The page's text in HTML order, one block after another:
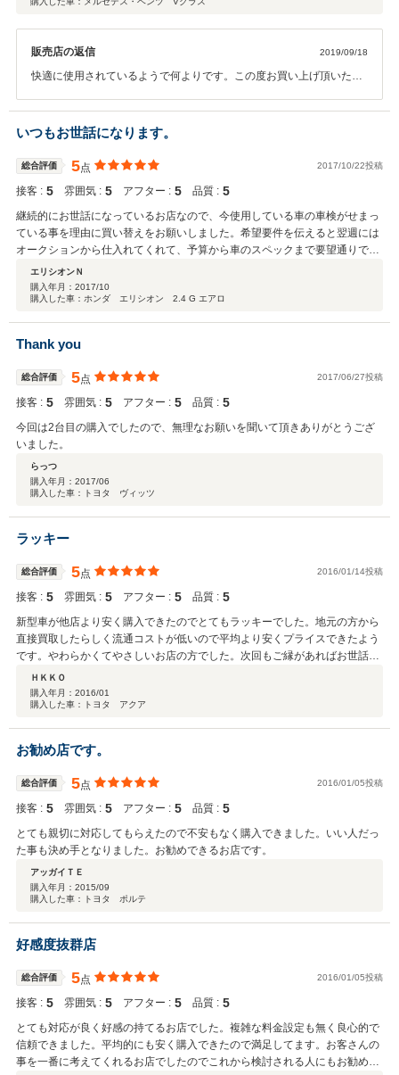
販売店の返信 2019/09/18
快適に使用されているようで何よりです。この度お買い上げ頂いたベ
めの物件です。お客様はお仕事での使用頻度も高いため定期的なメン
テナンスを心がけて下さい。今後も快適なベンツライフを願っており
ます。
いつもお世話になります。
総合評価 5点 2017/10/22投稿
接客 : 5 雰囲気 : 5 アフター : 5 品質 : 5
継続的にお世話になっているお店なので、今使用している車の車検がせまっ
ている事を理由に買い替えをお願いしました。希望要件を伝えると翌週には
オークションから仕入れてくれて、予算から車のスペックまで要望通りで満
足してます。（長い付き合いなので当然とは思ってますが。 笑）下取車も
とても高額な内容だったので大満足。（当然。 笑）いつも購入するのは仕
事と日常を兼用する車なので突然の故障は避けたいと思っていますが、年間
最優先してくれるのでいつも安心してお願いできます。
エリシオンＮ
購入年月： 2017/10
購入した車：ホンダ エリシオン 2.4 G エアロ
Thank you
総合評価 5点 2017/06/27投稿
接客 : 5 雰囲気 : 5 アフター : 5 品質 : 5
今回は2台目の購入でしたので、無理なお願いを聞いて頂きありがとうござ
いました。
らっつ
購入年月： 2017/06
購入した車：トヨタ ヴィッツ
ラッキー
総合評価 5点 2016/01/14投稿
接客 : 5 雰囲気 : 5 アフター : 5 品質 : 5
新型車が他店より安く購入できたのでとてもラッキーでした。地元の方から
直接買取したらしく流通コストが低いので平均より安くプライスできたよう
です。やわらかくてやさしいお店の方でした。次回もご縁があればお世話に
なりたいお店です。
ＨＫＫＯ
購入年月： 2016/01
購入した車：トヨタ アクア
お勧め店です。
総合評価 5点 2016/01/05投稿
接客 : 5 雰囲気 : 5 アフター : 5 品質 : 5
とても親切に対応してもらえたので不安もなく購入できました。いい人だっ
た事も決め手となりました。お勧めできるお店です。
アッガイＴＥ
購入年月： 2015/09
購入した車：トヨタ ポルテ
好感度抜群店
総合評価 5点 2016/01/05投稿
接客 : 5 雰囲気 : 5 アフター : 5 品質 : 5
とても対応が良く好感の持てるお店でした。複雑な料金設定も無く良心的で
信頼できました。平均的にも安く購入できたので満足してます。お客さんの
事を一番に考えてくれるお店でしたのでこれから検討される人にもお勧めし